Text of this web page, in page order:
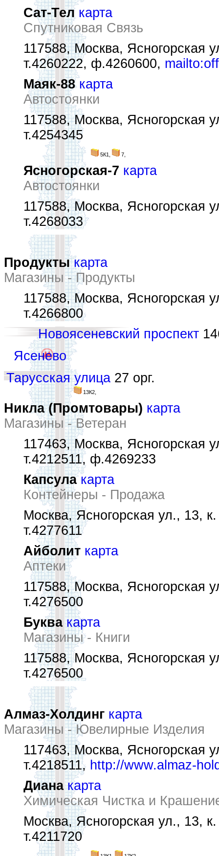
Сат-Тел карта
Спутниковая Связь
117588, Москва, Ясногорская
т.4260222, ф.4260600,
Маяк-88 карта
Автостоянки
117588, Москва, Ясногорская
т.4254345
5К1, 7,
Ясногорская-7 карта
Автостоянки
117588, Москва, Ясногорская
т.4268033
Продукты карта
Магазины - Продукты
117588, Москва, Ясногорская
т.4266800
Новоясеневский проспект
Ясенево
Тарусская улица 27 орг.
13К2,
Никла (Промтовары) карта
Магазины - Ветеран
117463, Москва, Ясногорская
т.4212511, ф.4269233
Капсула карта
Контейнеры - Продажа
Москва, Ясногорская ул., 13,
т.4277611
Айболит карта
Аптеки
117588, Москва, Ясногорская
т.4276500
Буква карта
Магазины - Книги
117588, Москва, Ясногорская
т.4276500
Алмаз-Холдинг карта
Магазины - Ювелирные Изделия
117463, Москва, Ясногорская
т.4218511, http://www.almaz-
Диана карта
Химическая Чистка и
Москва, Ясногорская ул., 13,
т.4211720